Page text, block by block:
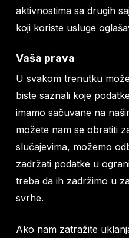
aktivnostima sa drugih
koji koriste usluge
Vaša prava
U svakom trenutku
biste saznali koje
imamo sačuvane na
možete nam se obratiti
slučajevima, možemo
zadržati podatke u
treba da ih zadržimo u
svrhe.
Ako nam zatražite